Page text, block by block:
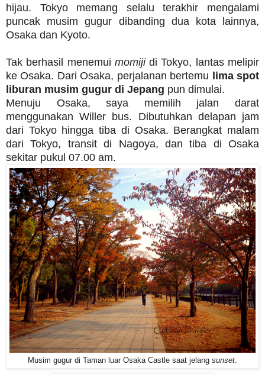
hijau. Tokyo memang selalu terakhir mengalami
puncak musim gugur dibanding dua kota lainnya,
Osaka dan Kyoto.
Tak berhasil menemui momijidi Tokyo, lantas melipir
ke Osaka. Dari Osaka, perjalanan bertemu lima spot
liburan musim gugur di Jepang pun dimulai.
Menuju Osaka, saya memilih jalan darat
menggunakan Willer bus. Dibutuhkan delapan jam
dari Tokyo hingga tiba di Osaka. Berangkat malam
dari Tokyo, transit di Nagoya, dan tiba di Osaka
sekitar pukul 07.00 am.
Musim gugur di Taman luar Osaka Castle saat jelang sunset